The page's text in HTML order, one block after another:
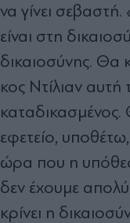
να γίνει
είναι στη
δικαιοσύνης. Θα
κος Ντίλιαν αυτή
εφετείο,
ώρα που η
δεν έχουμε
κρίνει η